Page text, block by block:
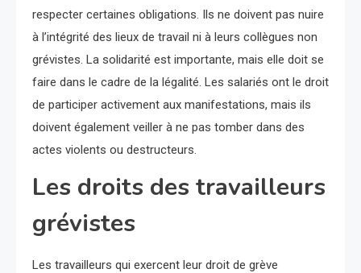
respecter certaines obligations. Ils ne doivent pas nuire
à l’intégrité des lieux de travail ni à leurs collègues non
grévistes. La solidarité est importante, mais elle doit se
faire dans le cadre de la légalité. Les salariés ont le droit
de participer activement aux manifestations, mais ils
doivent également veiller à ne pas tomber dans des
actes violents ou destructeurs.
Les droits des travailleurs
grévistes
Les travailleurs qui exercent leur droit de grève